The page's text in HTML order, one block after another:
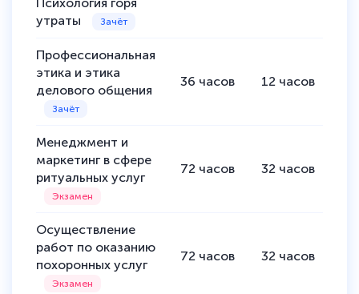
утраты
Профессиональная
этика и этика
делового общения
36 часов 12 часов
Менеджмент и
маркетинг в сфере
ритуальных услуг
72 часов 32 часов
Осуществление
работ по оказанию
похоронных услуг
72 часов 32 часов